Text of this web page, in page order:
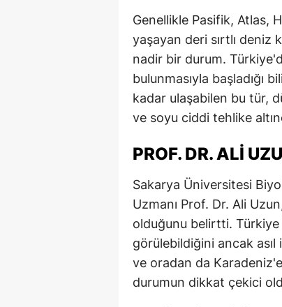
Genellikle Pasifik, Atlas,
yaşayan deri sırtlı deniz
nadir bir durum.
bulunmasıyla başladığı
kadar ulaşabilen bu tür,
ve soyu ciddi tehlike
PROF. DR. ALI
Sakarya Üniversitesi
Uzmanı Prof. Dr. Ali
olduğunu belirtti. Türkiye
görülebildiğini ancak
ve oradan da
durumun dikkat çekici